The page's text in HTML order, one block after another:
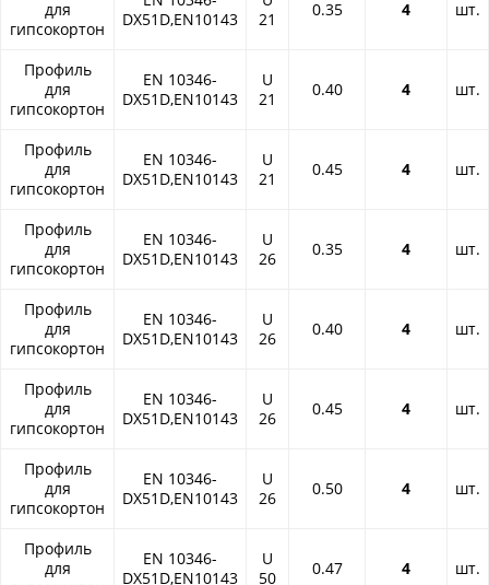
для
гипсокортон
DX51D,EN10143
21
0.35 4 шт.
Профиль
для
гипсокортон
EN 10346-
DX51D,EN10143
U
21
0.40 4 шт.
Профиль
для
гипсокортон
EN 10346-
DX51D,EN10143
U
21
0.45 4 шт.
Профиль
для
гипсокортон
EN 10346-
DX51D,EN10143
U
26
0.35 4 шт.
Профиль
для
гипсокортон
EN 10346-
DX51D,EN10143
U
26
0.40 4 шт.
Профиль
для
гипсокортон
EN 10346-
DX51D,EN10143
U
26
0.45 4 шт.
Профиль
для
гипсокортон
EN 10346-
DX51D,EN10143
U
26
0.50 4 шт.
Профиль
для
EN 10346-
DX51D,EN10143
U
50
0.47 4 шт.